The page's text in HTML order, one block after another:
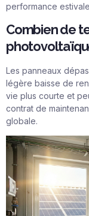
performance
Combien de
Les panneaux
légère baisse de
vie plus courte et
contrat de
globale.